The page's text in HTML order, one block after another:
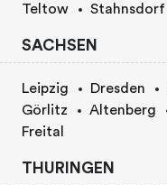
Teltow
Stahnsdorf
SACHSEN
Leipzig Dresden
Görlitz
Altenberg
Freital
THURINGEN